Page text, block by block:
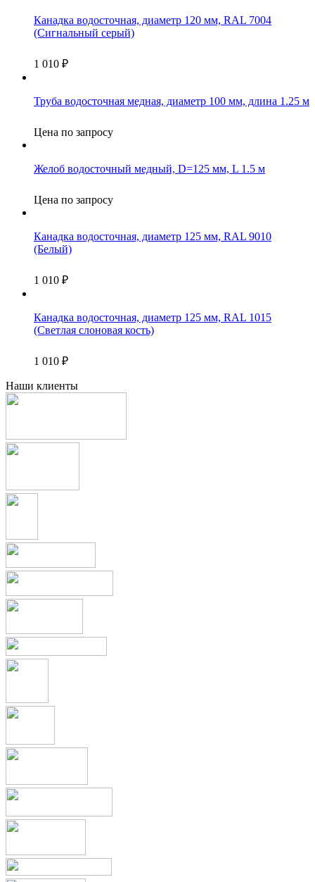
Канадка водосточная, диаметр 120 мм, RAL 7004
(Сигнальный серый)
1 010 ₽
Труба водосточная медная, диаметр 100 мм, длина 1.25 м
Цена по запросу
Желоб водосточный медный, D=125 мм, L 1.5 м
Цена по запросу
Канадка водосточная, диаметр 125 мм, RAL 9010
(Белый)
1 010 ₽
Канадка водосточная, диаметр 125 мм, RAL 1015
(Светлая слоновая кость)
1 010 ₽
Наши клиенты